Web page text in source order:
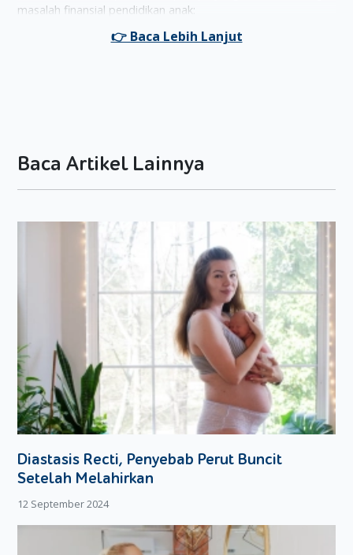
masalah finansial pendidikan anak:
Carilah sekolah yang menerapkan biaya pendidikan yang
biaya sekolah yang murah lantas anda
sekolah incaran anda. Dalam menghitung perkiraan
total biaya pendidikan untuk anak, anda harus
mengkalkulasi uang masuk, uang gedung, biaya
kegiatan, biaya formulir pendaftaran, dan SPP. Jangan
hanya tergiur dengan uang SPP yang murah. Coba anda
amati apakah ada kenaikan uang SPP tiap tahunnya
Jangan jadikan uang sebagai rintangan bagi si kecil
untuk meraih cita-citanya. Memang benar, sebagian
besar orang tua berusaha untuk memberikan
pendidikan yang terbaik untuk anaknya meski harus
menggelontorkan biaya pendidikan yang sangat mahal.
Yang terpenting adalah biaya pendidikan yang telah
anda siapkan kiranya dapat mencukupi kebutuhan
pendidikan anak anda hingga ke jenjang-jenjang
TK dan SD terbaik dan termahal, namun di saat si anak
akan memasuki jenjang SMP dan SMA, finansial mulai
Baca Artikel Lainnya
Diastasis Recti, Penyebab Perut Buncit
Setelah Melahirkan
12 September 2024